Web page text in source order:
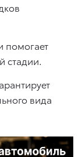
помогает
стадии.
вида